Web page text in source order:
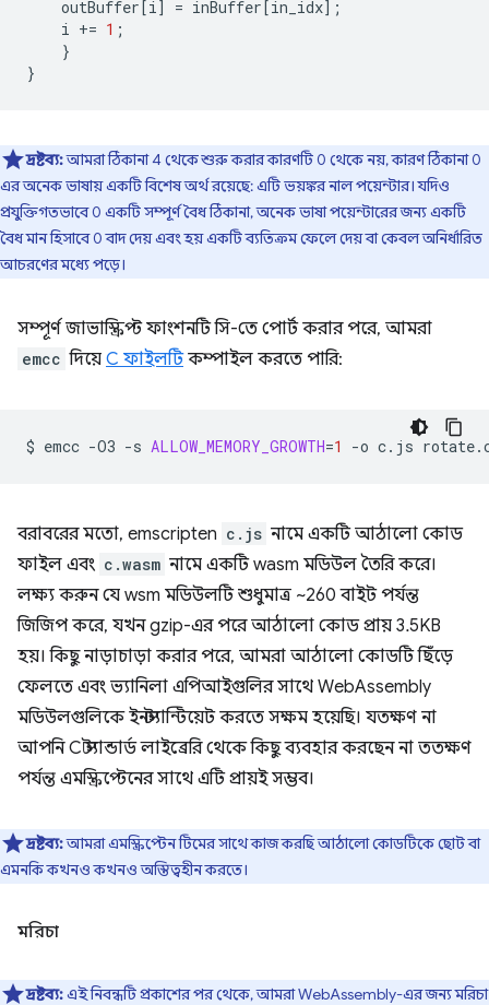
outBuffer [i] = inBuffer [in_idx];
i += 1 ;
}
}
দ্রষ্টব্য:আমরা ঠিকানা 4 থেকে শুরু করার কারণটি 0 থেকে নয়, কারণ ঠিকানা 0
এর অনেক ভাষায় একটি বিশেষ অর্থ রয়েছে: এটি ভয়ঙ্কর নাল পয়েন্টার। যদিও
প্রযুক্তিগতভাবে 0 একটি সম্পূর্ণ বৈধ ঠিকানা, অনেক ভাষা পয়েন্টারের জন্য একটি
বৈধ মান হিসাবে 0 বাদ দেয় এবং হয় একটি ব্যতিক্রম ফেলে দেয় বা কেবল অনির্ধারিত
আচরণের মধ্যে পড়ে।
সম্পূর্ণ জাভাস্ক্রিপ্ট ফাংশনটি সি-তে পোর্ট করার পরে, আমরা
emcc দিয়ে C ফাইলটিকম্পাইল করতে পারি:
$ emcc -O3 -s ALLOW_MEMORY_GROWTH=1 -o c.js
বরাবরের মতো, emscripten c.js নামে একটি আঠালো কোড
ফাইল এবং c.wasm নামে একটি wasm মডিউল তৈরি করে।
লক্ষ্য করুন যে wsm মডিউলটি শুধুমাত্র ~260 বাইট পর্যন্ত
জিজিপ করে, যখন gzip-এর পরে আঠালো কোড প্রায় 3.5KB
হয়। কিছু নাড়াচাড়া করার পরে, আমরা আঠালো কোডটি ছিঁড়ে
ফেলতে এবং ভ্যানিলা এপিআইগুলির সাথে WebAssembly
মডিউলগুলিকে ইনস্ট্যান্টিয়েট করতে সক্ষম হয়েছি। যতক্ষণ না
আপনি C স্ট্যান্ডার্ড লাইব্রেরি থেকে কিছু ব্যবহার করছেন না ততক্ষণ
পর্যন্ত এমস্ক্রিপ্টেনের সাথে এটি প্রায়ই সম্ভব।
দ্রষ্টব্য:আমরা এমস্ক্রিপ্টেন টিমের সাথে কাজ করছি আঠালো কোডটিকে ছোট বা
এমনকি কখনও কখনও অস্তিত্বহীন করতে।
মরিচা
দ্রষ্টব্য:এই নিবন্ধটি প্রকাশের পর থেকে, আমরা WebAssembly-এর জন্য মরিচা